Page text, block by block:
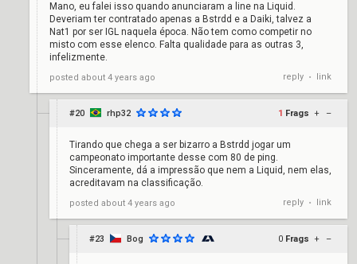
Mano, eu falei isso quando anunciaram a line na Liquid.
Deveriam ter contratado apenas a Bstrdd e a Daiki, talvez a
Nat1 por ser IGL naquela época. Não tem como competir no
misto com esse elenco. Falta qualidade para as outras 3,
infelizmente.
posted about 4 years ago reply • link
#20 rhp32 1 Frags + –
Tirando que chega a ser bizarro a Bstrdd jogar um
campeonato importante desse com 80 de ping.
Sinceramente, dá a impressão que nem a Liquid, nem elas,
acreditavam na classificação.
posted about 4 years ago reply • link
#23 Bog 0 Frags + –